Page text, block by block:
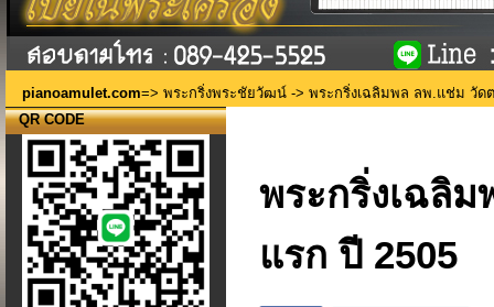
pianoamulet.com=> พระกริ่งพระชัยวัฒน์ -> พระกริ่งเฉลิมพล ลพ.แช่ม วัด
QR CODE
พระกริ่งเฉลิ
แรก ปี 2505